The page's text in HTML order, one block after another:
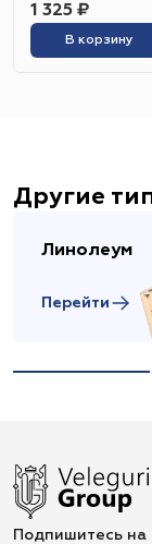
1 325 ₽
В корзину
Другие
Линолеум
Перейти
Подпишитесь на